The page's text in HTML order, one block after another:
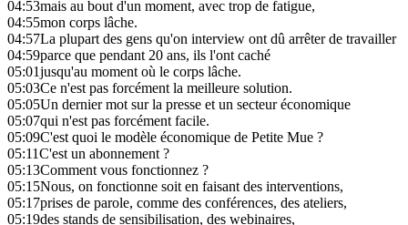
04:53mais au bout d'un moment, avec trop de fatigue,
04:55mon corps lâche.
04:57La plupart des gens qu'on interview ont dû arrêter de travailler
04:59parce que pendant 20 ans, ils l'ont caché
05:01jusqu'au moment où le corps lâche.
05:03Ce n'est pas forcément la meilleure solution.
05:05Un dernier mot sur la presse et un secteur économique
05:07qui n'est pas forcément facile.
05:09C'est quoi le modèle économique de Petite Mue ?
05:11C'est un abonnement ?
05:13Comment vous fonctionnez ?
05:15Nous, on fonctionne soit en faisant des interventions,
05:17prises de parole, comme des conférences, des ateliers,
05:19des stands de sensibilisation, des webinaires,